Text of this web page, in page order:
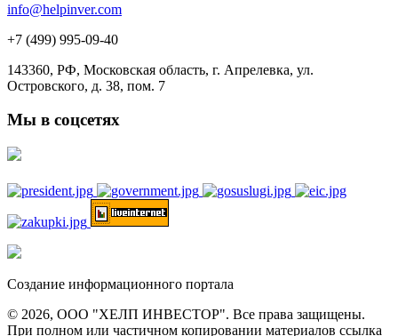
info@helpinver.com
+7 (499) 995-09-40
143360, РФ, Московская область, г. Апрелевка, ул.
Островского, д. 38, пом. 7
Мы в соцсетях
Создание информационного портала
© 2026, ООО "ХЕЛП ИНВЕСТОР". Все права защищены.
При полном или частичном копировании материалов ссылка